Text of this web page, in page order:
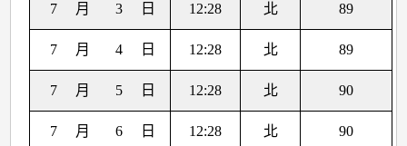
7 月 3 日 12:28 北 89
7 月 4 日 12:28 北 89
7 月 5 日 12:28 北 90
7 月 6 日 12:28 北 90